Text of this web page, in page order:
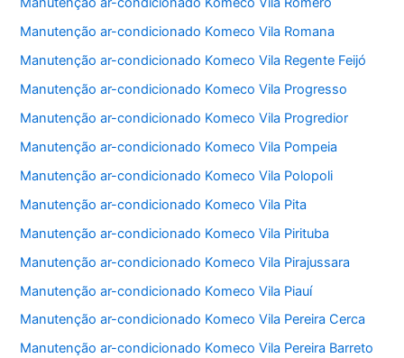
Manutenção ar-condicionado Komeco Vila Romana
Manutenção ar-condicionado Komeco Vila Regente Feijó
Manutenção ar-condicionado Komeco Vila Progresso
Manutenção ar-condicionado Komeco Vila Progredior
Manutenção ar-condicionado Komeco Vila Pompeia
Manutenção ar-condicionado Komeco Vila Polopoli
Manutenção ar-condicionado Komeco Vila Pita
Manutenção ar-condicionado Komeco Vila Pirituba
Manutenção ar-condicionado Komeco Vila Pirajussara
Manutenção ar-condicionado Komeco Vila Piauí
Manutenção ar-condicionado Komeco Vila Pereira Cerca
Manutenção ar-condicionado Komeco Vila Pereira Barreto